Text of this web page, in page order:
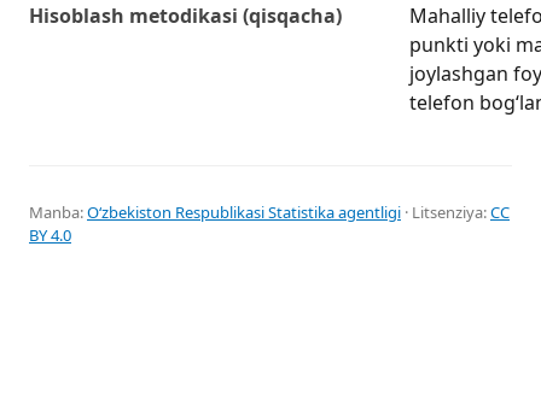
Hisoblash metodikasi (qisqacha)
Mahalliy
punkti yoki
joylashgan
telefon
Manba:Oʻzbekiston Respublikasi Statistika agentligi · Litsenziya:CC
BY 4.0